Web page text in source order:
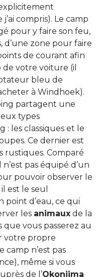
compris). Le camp
pour y faire son feu,
d’une zone pour faire
de courant afin
votre voiture (il
bleu de
à Windhoek).
partagent une
types
: les classiques et le
Ce dernier est
rustiques. Comparé
pas équipé d’un
pouvoir observer le
est le seul
point d’eau, ce qui
les animaux de la
vous passerez au
votre propre
camp n’est pas
même si vous
de l’Okonjima